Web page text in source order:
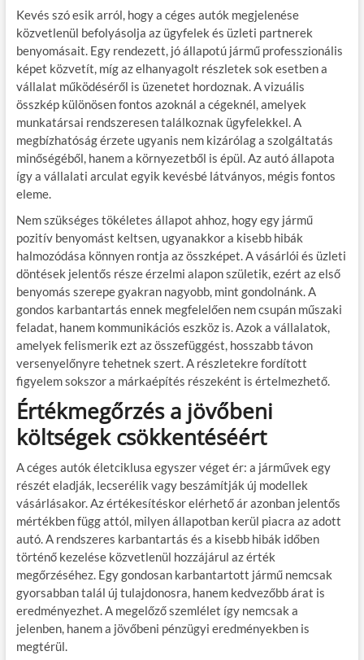
Kevés szó esik arról, hogy a céges autók megjelenése
közvetlenül befolyásolja az ügyfelek és üzleti partnerek
benyomásait. Egy rendezett, jó állapotú jármű professzionális
képet közvetít, míg az elhanyagolt részletek sok esetben a
vállalat működéséről is üzenetet hordoznak. A vizuális
összkép különösen fontos azoknál a cégeknél, amelyek
munkatársai rendszeresen találkoznak ügyfelekkel. A
megbízhatóság érzete ugyanis nem kizárólag a szolgáltatás
minőségéből, hanem a környezetből is épül. Az autó állapota
így a vállalati arculat egyik kevésbé látványos, mégis fontos
eleme.
Nem szükséges tökéletes állapot ahhoz, hogy egy jármű
pozitív benyomást keltsen, ugyanakkor a kisebb hibák
halmozódása könnyen rontja az összképet. A vásárlói és üzleti
döntések jelentős része érzelmi alapon születik, ezért az első
benyomás szerepe gyakran nagyobb, mint gondolnánk. A
gondos karbantartás ennek megfelelően nem csupán műszaki
feladat, hanem kommunikációs eszköz is. Azok a vállalatok,
amelyek felismerik ezt az összefüggést, hosszabb távon
versenyelőnyre tehetnek szert. A részletekre fordított
figyelem sokszor a márkaépítés részeként is értelmezhető.
Értékmegőrzés a jövőbeni
költségek csökkentéséért
A céges autók életciklusa egyszer véget ér: a járművek egy
részét eladják, lecserélik vagy beszámítják új modellek
vásárlásakor. Az értékesítéskor elérhető ár azonban jelentős
mértékben függ attól, milyen állapotban kerül piacra az adott
autó. A rendszeres karbantartás és a kisebb hibák időben
történő kezelése közvetlenül hozzájárul az érték
megőrzéséhez. Egy gondosan karbantartott jármű nemcsak
gyorsabban talál új tulajdonosra, hanem kedvezőbb árat is
eredményezhet. A megelőző szemlélet így nemcsak a
jelenben, hanem a jövőbeni pénzügyi eredményekben is
megtérül.